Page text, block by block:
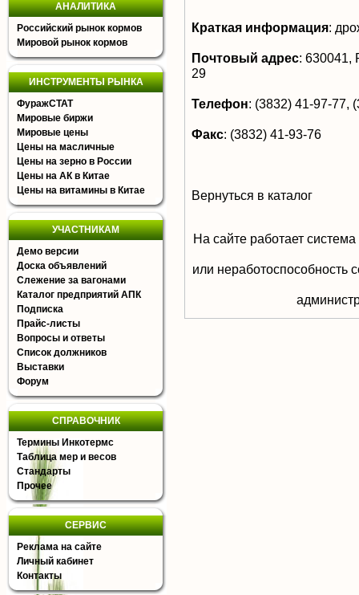
АНАЛИТИКА
Российский рынок кормов
Мировой рынок кормов
ИНСТРУМЕНТЫ РЫНКА
ФуражСТАТ
Мировые биржи
Мировые цены
Цены на масличные
Цены на зерно в России
Цены на АК в Китае
Цены на витамины в Китае
УЧАСТНИКАМ
Демо версии
Доска объявлений
Слежение за вагонами
Каталог предприятий АПК
Подписка
Прайс-листы
Вопросы и ответы
Список должников
Выставки
Форум
СПРАВОЧНИК
Термины Инкотермс
Таблица мер и весов
Стандарты
Прочее
СЕРВИС
Реклама на сайте
Личный кабинет
Контакты
Краткая информация:
Почтовый адрес: 630041,
29
Телефон: (3832) 41-97-77,
Факс: (3832) 41-93-76
Вернуться в каталог
На сайте работает
или неработоспособность